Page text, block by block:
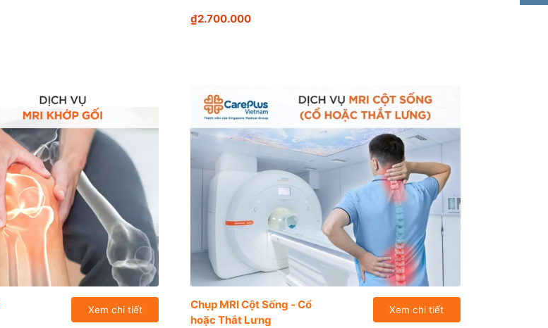
₫2.700.000
Xem chi tiết
Chụp MRI Cột Sống - Cổ
hoặc Thắt Lưng
Xem chi tiết